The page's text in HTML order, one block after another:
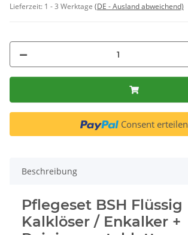
Lieferzeit: 1 - 3 Werktage (DE - Ausland abweichend)
Consent erteilen
Beschreibung
Pflegeset BSH Flüssig
Kalklöser / Enkalker +